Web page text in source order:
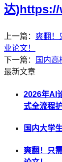
达
上一篇： 爽翻！
业论文！
下一篇：
国内高
最新文章
2026年AI
式全流程
国内大学
爽翻！只